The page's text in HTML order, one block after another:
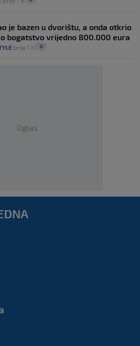
je bazen u dvorištu, a onda otkrio
bogatstvo vrijedno 800.000 eura
prije 1 h 0
Oglas